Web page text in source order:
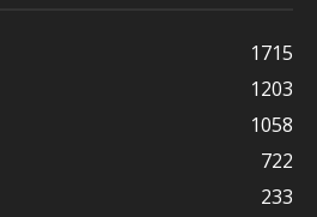
1715
1203
1058
722
233